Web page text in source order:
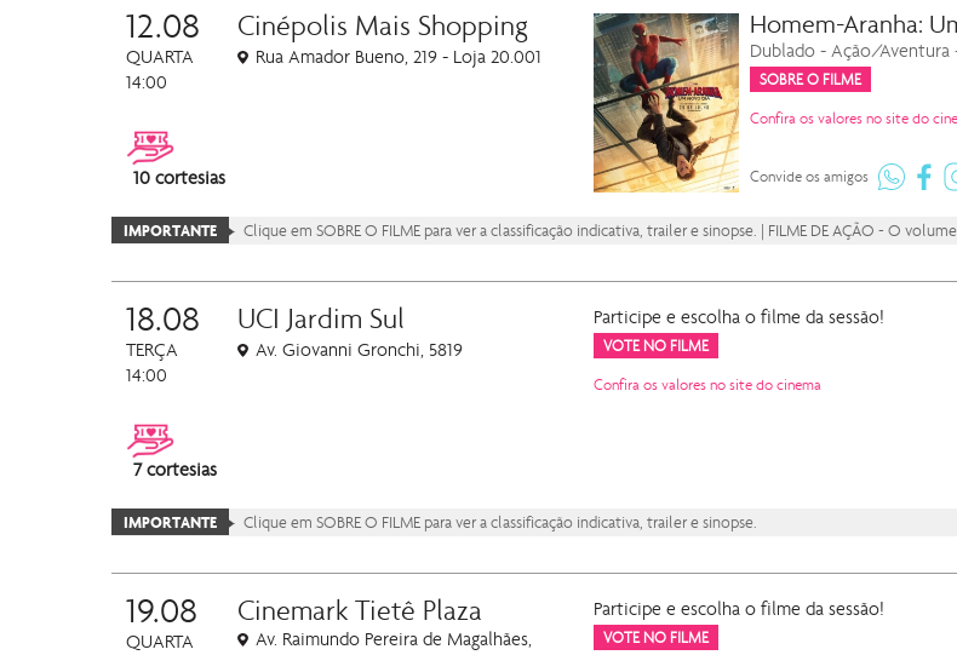
12.08
QUARTA
14:00
10 cortesias
Cinépolis Mais Shopping
Rua Amador Bueno, 219 - Loja 20.001
Homem-Aranha:
Dublado - Ação/Aventura
SOBRE O FILME
Confira os valores no site do
Convide os amigos
IMPORTANTE Clique em SOBRE O FILME para ver a classificação indicativa, trailer e sinopse. | FILME DE AÇÃO - O
18.08
TERÇA
14:00
7 cortesias
UCI Jardim Sul
Av. Giovanni Gronchi, 5819
Participe e escolha o filme da sessão!
VOTE NO FILME
Confira os valores no site do cinema
IMPORTANTE Clique em SOBRE O FILME para ver a classificação indicativa, trailer e sinopse.
19.08
QUARTA
Cinemark Tietê Plaza
Av. Raimundo Pereira de Magalhães,
Participe e escolha o filme da sessão!
VOTE NO FILME